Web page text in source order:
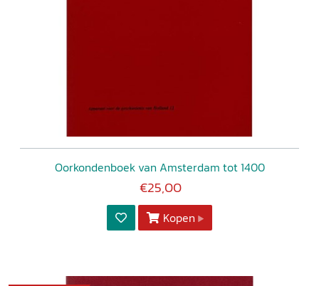
Oorkondenboek van Amsterdam tot 1400
€25,00
Kopen